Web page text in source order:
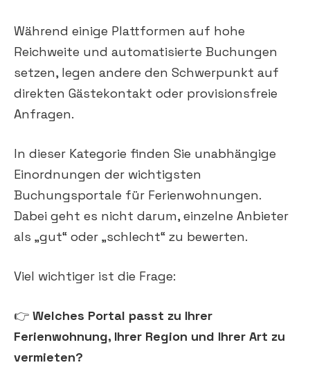
Während einige Plattformen auf hohe
Reichweite und automatisierte Buchungen
setzen, legen andere den Schwerpunkt auf
direkten Gästekontakt oder provisionsfreie
Anfragen.
In dieser Kategorie finden Sie unabhängige
Einordnungen der wichtigsten
Buchungsportale für Ferienwohnungen.
Dabei geht es nicht darum, einzelne Anbieter
als „gut“ oder „schlecht“ zu bewerten.
Viel wichtiger ist die Frage:
👉 Welches Portal passt zu Ihrer
Ferienwohnung, Ihrer Region und Ihrer Art zu
vermieten?